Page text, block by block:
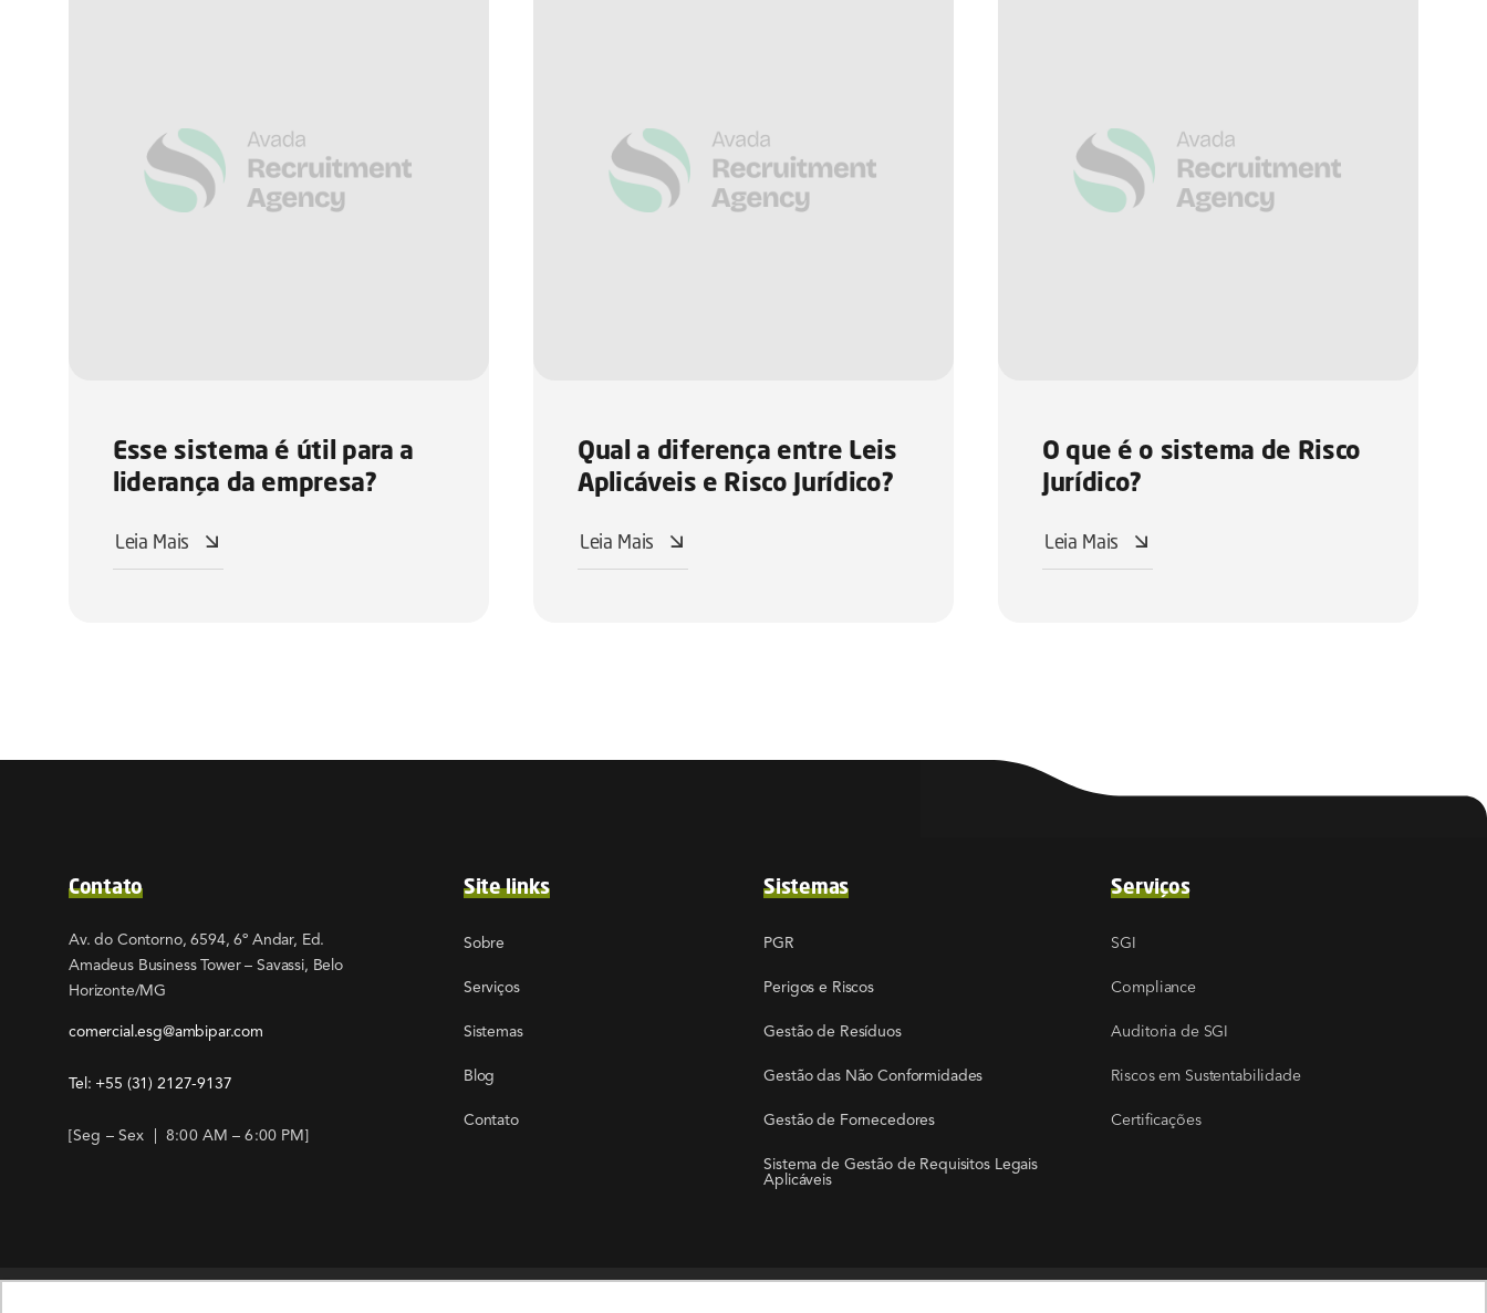
Esse sistema é útil para a
liderança da empresa?
Leia Mais
Qual a diferença entre Leis
Aplicáveis e Risco Jurídico?
Leia Mais
O que é o sistema de Risco
Jurídico?
Leia Mais
Contato
Av. do Contorno, 6594, 6º Andar, Ed.
Amadeus Business Tower – Savassi, Belo
Horizonte/MG
comercial.esg@ambipar.com
Tel: +55 (31) 2127-9137
[Seg – Sex | 8:00 AM – 6:00 PM]
Site links
Sobre
Serviços
Sistemas
Blog
Contato
Sistemas
PGR
Perigos e Riscos
Gestão de Resíduos
Gestão das Não Conformidades
Gestão de Fornecedores
Sistema de Gestão de Requisitos Legais
Aplicáveis
Serviços
SGI
Compliance
Auditoria de SGI
Riscos em Sustentabilidade
Certificações